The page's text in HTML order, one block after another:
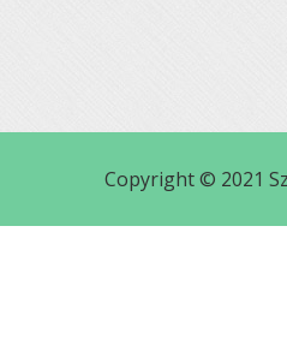
Copyright © 2021